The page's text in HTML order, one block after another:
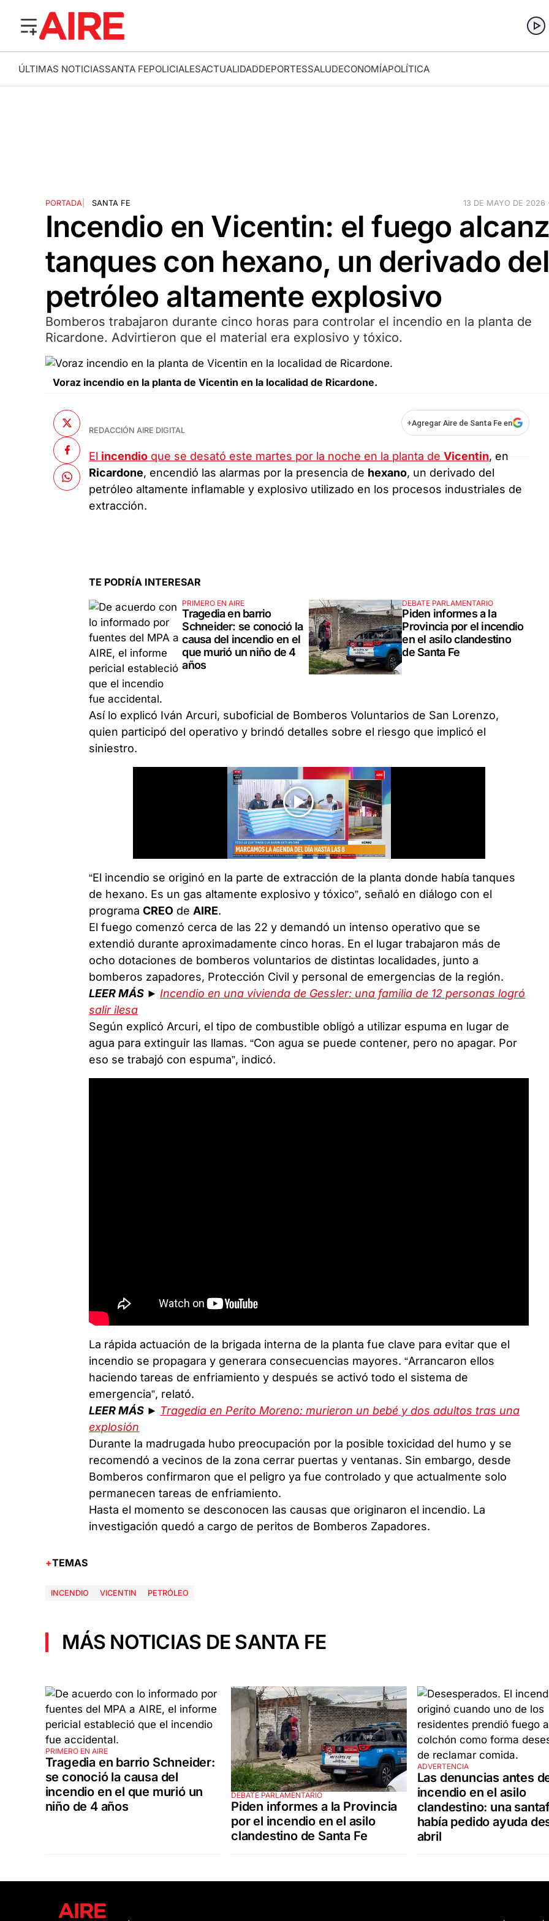
ÚLTIMAS NOTICIASSANTA FEPOLICIALESACTUALIDADDEPORTESSALUDECONOMÍAPOLÍTICA
PORTADA| SANTA FE 13 DE MAYO DE 2026
Incendio en Vicentin: el fuego
tanques con hexano, un derivado del
petróleo altamente explosivo
Bomberos trabajaron durante cinco horas para controlar el incendio en la planta de
Ricardone. Advirtieron que el material era explosivo y tóxico.
Voraz incendio en la planta de Vicentin en la localidad de Ricardone.
REDACCIÓN AIRE DIGITAL
+Agregar Aire de Santa Fe en
El incendio que se desató este martes por la noche en la planta deVicentin, en
Ricardone, encendió las alarmas por la presencia de hexano, un derivado del
petróleo altamente inflamable y explosivo utilizado en los procesos industriales de
extracción.
TE PODRÍA INTERESAR
PRIMERO EN AIRE
Tragedia en barrio
Schneider: se conoció la
causa del incendio en el
que murió un niño de 4
años
DEBATE PARLAMENTARIO
Piden informes a la
Provincia por el incendio
en el asilo clandestino
de Santa Fe
Así lo explicó Iván Arcuri, suboficial de Bomberos Voluntarios de San Lorenzo,
quien participó del operativo y brindó detalles sobre el riesgo que implicó el
siniestro.
“El incendio se originó en la parte de extracción de la planta donde había tanques
de hexano. Es un gas altamente explosivo y tóxico”, señaló en diálogo con el
programaCREO de AIRE.
El fuego comenzó cerca de las 22 y demandó un intenso operativo que se
extendió durante aproximadamente cinco horas. En el lugar trabajaron más de
ocho dotaciones de bomberos voluntarios de distintas localidades, junto a
bomberos zapadores, Protección Civil y personal de emergencias de la región.
LEER MÁS ► Incendio en una vivienda de Gessler: una familia de 12 personas logró
salir ilesa
Según explicó Arcuri, el tipo de combustible obligó a utilizar espuma en lugar de
agua para extinguir las llamas. “Con agua se puede contener, pero no apagar. Por
eso se trabajó con espuma”, indicó.
La rápida actuación de la brigada interna de la planta fue clave para evitar que el
incendio se propagara y generara consecuencias mayores. “Arrancaron ellos
haciendo tareas de enfriamiento y después se activó todo el sistema de
emergencia”, relató.
LEER MÁS ► Tragedia en Perito Moreno: murieron un bebé y dos adultos tras una
explosión
Durante la madrugada hubo preocupación por la posible toxicidad del humo y se
recomendó a vecinos de la zona cerrar puertas y ventanas. Sin embargo, desde
Bomberos confirmaron que el peligro ya fue controlado y que actualmente solo
permanecen tareas de enfriamiento.
Hasta el momento se desconocen las causas que originaron el incendio. La
investigación quedó a cargo de peritos de Bomberos Zapadores.
TEMAS
INCENDIO VICENTIN PETRÓLEO
MÁS NOTICIAS DE SANTA FE
PRIMERO EN AIRE
Tragedia en barrio Schneider:
se conoció la causa del
incendio en el que murió un
niño de 4 años
DEBATE PARLAMENTARIO
Piden informes a la Provincia
por el incendio en el asilo
clandestino de Santa Fe
ADVERTENCIA
Las denuncias antes
incendio en el asilo
clandestino: una
había pedido ayuda
abril